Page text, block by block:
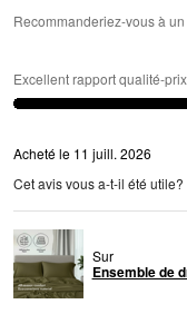
Recommanderiez-vous à
Excellent rapport qualité-
Acheté le 11 juill. 2026
Cet avis vous a-t-il été utile?
Sur
Ensemble de